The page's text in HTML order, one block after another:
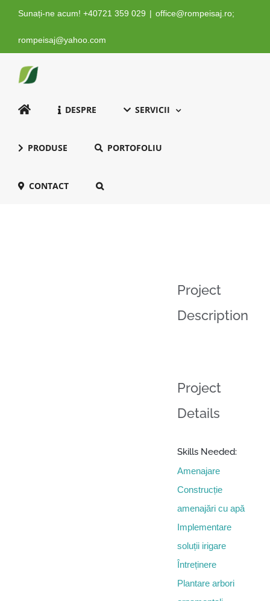
Sunați-ne acum! +40721 359 029 | office@rompeisaj.ro;
rompeisaj@yahoo.com
DESPRE SERVICII
PRODUSE PORTOFOLIU
CONTACT
Project
Description
Project
Details
Skills Needed:
Amenajare
Construcție
amenajări cu apă
Implementare
soluții irigare
Întreținere
Plantare arbori